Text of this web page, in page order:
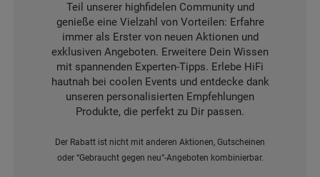
Teil unserer highfidelen Community und
genieße eine Vielzahl von Vorteilen: Erfahre
immer als Erster von neuen Aktionen und
exklusiven Angeboten. Erweitere Dein Wissen
mit spannenden Experten-Tipps. Erlebe HiFi
hautnah bei coolen Events und entdecke dank
unseren personalisierten Empfehlungen
Produkte, die perfekt zu Dir passen.
Der Rabatt ist nicht mit anderen Aktionen, Gutscheinen
oder “Gebraucht gegen neu”-Angeboten kombinierbar.